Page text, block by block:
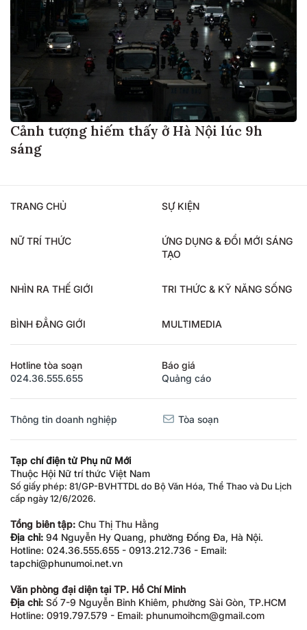
Cảnh tượng hiếm thấy ở Hà Nội lúc 9h
sáng
TRANG CHỦ SỰ KIỆN
NỮ TRÍ THỨC
ỨNG DỤNG & ĐỔI MỚI SÁNG
TẠO
NHÌN RA THẾ GIỚI TRI THỨC & KỸ NĂNG SỐNG
BÌNH ĐẲNG GIỚI MULTIMEDIA
Hotline tòa soạn
024.36.555.655
Báo giá
Quảng cáo
Thông tin doanh nghiệp Tòa soạn
Tạp chí điện tử Phụ nữ Mới
Thuộc Hội Nữ trí thức Việt Nam
Số giấy phép: 81/GP-BVHTTDL do Bộ Văn Hóa, Thể Thao và Du Lịch
cấp ngày 12/6/2026.
Tổng biên tập: Chu Thị Thu Hằng
Địa chỉ: 94 Nguyễn Hy Quang, phường Đống Đa, Hà Nội.
Hotline: 024.36.555.655 - 0913.212.736 - Email:
tapchi@phunumoi.net.vn
Văn phòng đại diện tại TP. Hồ Chí Minh
Địa chỉ: Số 7-9 Nguyễn Bỉnh Khiêm, phường Sài Gòn, TP.HCM
Hotline: 0919.797.579 - Email: phunumoihcm@gmail.com